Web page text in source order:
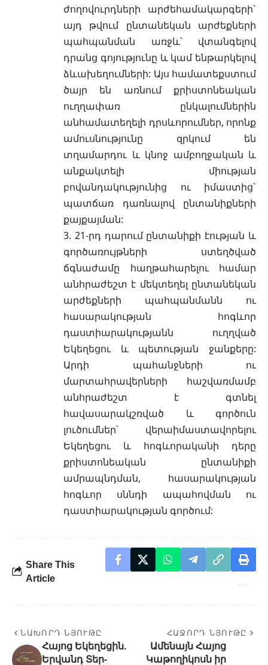
ժողովուրդների արժեհամակարգերի`
այդ թվում ընտանեկան արժեքների
պահպանման առջև՝ վտանգելով
դրանց գոյությունը և կամ ենթարկելով
ձևախեղումների: Այս համատեքստում
ծայր են առնում քրիստոնեական
ուղղափառ ընկալումներին
անհամատեղելի դրսևորումներ, որոնք
ամուսնությունը զրկում են
տղամարդու և կնոջ ամբողջական և
անքակտելի միության
բովանդակությունից ու իմաստից`
պատճառ դառնալով ընտանիքների
քայքայման:
3. 21-րդ դարում ընտանիքի էության և
գործառույթների ստեղծված
ճգնաժամը հաղթահարելու համար
անհրաժեշտ է մեկտեղել ընտանեկան
արժեքների պահպանմանն ու
հասարակության հոգևոր
դաստիարակությանն ուղղված
Եկեղեցու և պետության ջանքերը:
Արդի պահանջների ու
մարտահրավերների հաշվառմամբ
անհրաժեշտ է գտնել
հավասարակշռված և գործուն
լուծումներ՝ վերաիմաստավորելու
Եկեղեցու և հոգևորականի դերը
քրիստոնեական ընտանիքի
ամրապնդման, հասարակության
հոգևոր սննդի ապահովման ու
դաստիարակության գործում:
Share This
Article
ՆԱԽՈՐԴ ՆՅՈՒԹԸ
Հայոց Եկեղեցին.
Երվանդ Տեր-
ՀԱՋՈՐԴ ՆՅՈՒԹԸ
Ամենայն Հայոց
Կաթողիկոսն իր